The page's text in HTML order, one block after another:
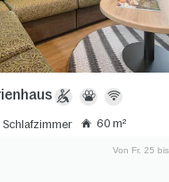
Schlafzimmer 60 m²
Von Fr. 25